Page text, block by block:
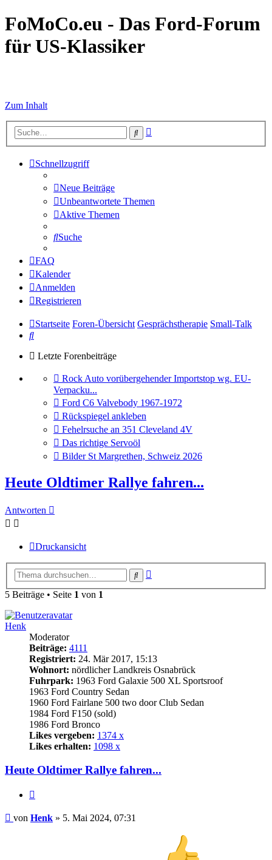
FoMoCo.eu - Das Ford-Forum
für US-Klassiker
Zum Inhalt
Suche
Schnellzugriff
Neue Beiträge
Unbeantwortete Themen
Aktive Themen
Suche
FAQ
Kalender
Anmelden
Registrieren
Startseite Foren-Übersicht Gesprächstherapie Small-Talk
Suche
Letzte Forenbeiträge
Gehe
zum
letzten
Beitrag
Rock Auto vorübergehender Importstop wg. EU-
Verpacku...
Gehe
zum
letzten
Beitrag
Ford C6 Valvebody 1967-1972
Gehe
zum
letzten
Beitrag
Rückspiegel ankleben
Gehe
zum
letzten
Beitrag
Fehelrsuche an 351 Cleveland 4V
Gehe
zum
letzten
Das richtige Servoöl
Gehe
letzten
Beitrag
Bilder St Margrethen, Schweiz 2026
Heute Oldtimer Rallye fahren...
Antworten
Druckansicht
Suche
5 Beiträge • Seite 1 von 1
Henk
Moderator
Beiträge: 4111
Registriert: 24. Mär 2017, 15:13
Wohnort: nördlicher Landkreis Osnabrück
Fuhrpark: 1963 Ford Galaxie 500 XL Sportsroof
1963 Ford Country Sedan
1960 Ford Fairlane 500 two door Club Sedan
1984 Ford F150 (sold)
1986 Ford Bronco
Likes vergeben: 1374 x
Likes erhalten: 1098 x
Heute Oldtimer Rallye fahren...
Beitrag
von Henk » 5. Mai 2024, 07:31